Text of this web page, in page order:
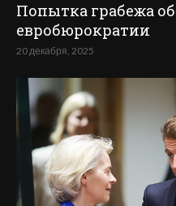
Попытка грабежа
евробюрократии
20 декабря, 2025